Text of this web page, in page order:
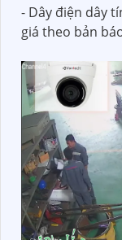
- Dây điện dây
giá theo bản